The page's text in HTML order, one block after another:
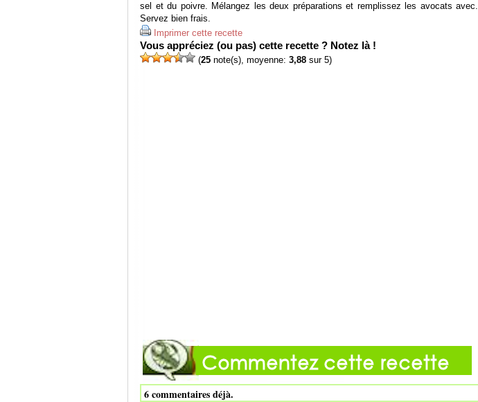
sel et du poivre. Mélangez les deux préparations et remplissez les avocats avec.
Servez bien frais.
Imprimer cette recette
Vous appréciez (ou pas) cette recette ? Notez là !
(25 note(s), moyenne: 3,88 sur 5)
6 commentaires déjà.